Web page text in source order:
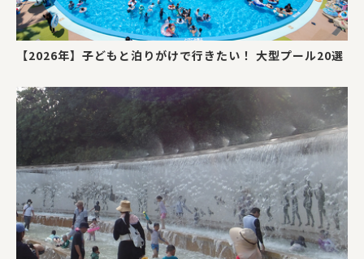
【2026年】子どもと泊りがけで行きたい！ 大型プール20選